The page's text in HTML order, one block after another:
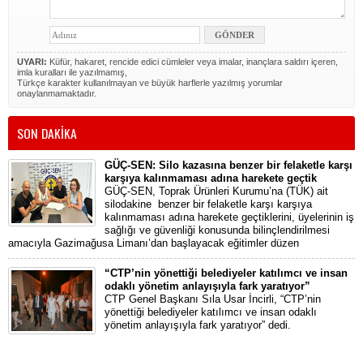
UYARI: Küfür, hakaret, rencide edici cümleler veya imalar, inançlara saldırı içeren,
imla kuralları ile yazılmamış,
Türkçe karakter kullanılmayan ve büyük harflerle yazılmış yorumlar
onaylanmamaktadır.
SON DAKİKA
GÜÇ-SEN: Silo kazasına benzer bir felaketle karşı
karşıya kalınmaması adına harekete geçtik
GÜÇ-SEN, Toprak Ürünleri Kurumu’na (TÜK) ait
silodakine benzer bir felaketle karşı karşıya
kalınmaması adına harekete geçtiklerini, üyelerinin iş
sağlığı ve güvenliği konusunda bilinçlendirilmesi
amacıyla Gazimağusa Limanı’dan başlayacak eğitimler düzen
“CTP’nin yönettiği belediyeler katılımcı ve insan
odaklı yönetim anlayışıyla fark yaratıyor”
CTP Genel Başkanı Sıla Usar İncirli, “CTP’nin
yönettiği belediyeler katılımcı ve insan odaklı
yönetim anlayışıyla fark yaratıyor” dedi.